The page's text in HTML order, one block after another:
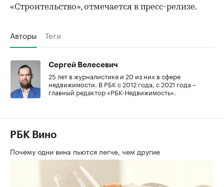
«Строительство», отмечается в пресс-релизе.
Авторы Теги
Сергей Велесевич
25 лет в журналистике и 20 из них в сфере
недвижимости. В РБК с 2012 года, с 2021 года –
главный редактор «РБК-Недвижимость».
РБК Вино
Почему одни вина пьются легче, чем другие